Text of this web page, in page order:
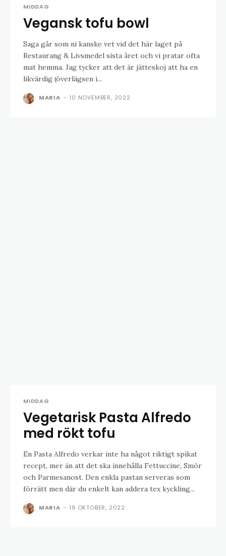
MIDDAG
Vegansk tofu bowl
Saga går som ni kanske vet vid det här laget på
Restaurang & Livsmedel sista året och vi pratar ofta
mat hemma. Jag tycker att det är jätteskoj att ha en
likvärdig (överlägsen i...
MARIA - 10 NOVEMBER, 2022
MIDDAG
Vegetarisk Pasta Alfredo
med rökt tofu
En Pasta Alfredo verkar inte ha något riktigt spikat
recept, mer än att det ska innehålla Fettuccine, Smör
och Parmesanost. Den enkla pastan serveras som
förrätt men där du enkelt kan addera tex kyckling...
MARIA - 19 OKTOBER, 2022